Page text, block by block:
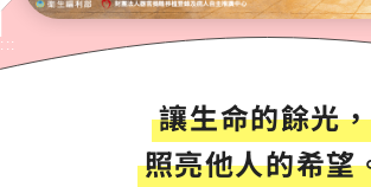
:::
讓生命的餘光，
照亮他人的希望
生命教育推廣